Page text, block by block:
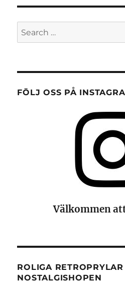
Search
for:
FÖLJ OSS PÅ
Välkommen
ROLIGA
NOSTALGISHOPEN